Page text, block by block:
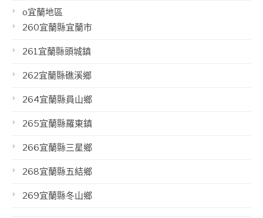
o宜蘭地區
260宜蘭縣宜蘭市
261宜蘭縣頭城鎮
262宜蘭縣礁溪鄉
264宜蘭縣員山鄉
265宜蘭縣羅東鎮
266宜蘭縣三星鄉
268宜蘭縣五結鄉
269宜蘭縣冬山鄉